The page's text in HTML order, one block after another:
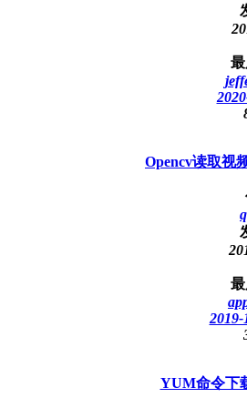
Opencv读取视
2019-
YUM命令下